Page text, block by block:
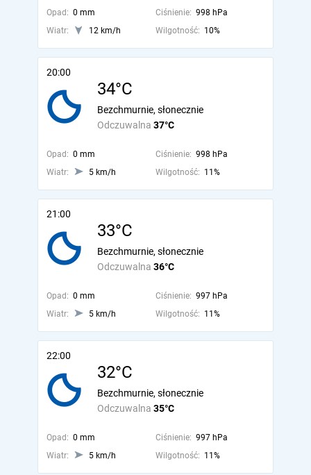
Opad: 0 mm Ciśnienie: 998 hPa
Wiatr:
12 km/h Wilgotność: 10%
20:00
34°C
Odczuwalna 37°C
Bezchmurnie, słonecznie
Opad: 0 mm Ciśnienie: 998 hPa
Wiatr:
5 km/h Wilgotność: 11%
21:00
33°C
Odczuwalna 36°C
Bezchmurnie, słonecznie
Opad: 0 mm Ciśnienie: 997 hPa
Wiatr:
5 km/h Wilgotność: 11%
22:00
32°C
Odczuwalna 35°C
Bezchmurnie, słonecznie
Opad: 0 mm Ciśnienie: 997 hPa
Wiatr:
5 km/h Wilgotność: 11%